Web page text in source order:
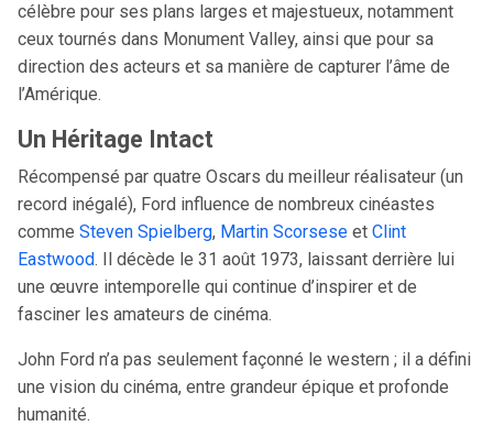
célèbre pour ses plans larges et majestueux, notamment
ceux tournés dans Monument Valley, ainsi que pour sa
direction des acteurs et sa manière de capturer l’âme de
l’Amérique.
Un Héritage Intact
Récompensé par quatre Oscars du meilleur réalisateur (un
record inégalé), Ford influence de nombreux cinéastes
comme Steven Spielberg, Martin Scorsese et Clint
Eastwood. Il décède le 31 août 1973, laissant derrière lui
une œuvre intemporelle qui continue d’inspirer et de
fasciner les amateurs de cinéma.
John Ford n’a pas seulement façonné le western ; il a défini
une vision du cinéma, entre grandeur épique et profonde
humanité.